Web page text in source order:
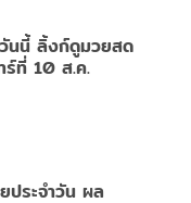
นนี้ ลิ้งก์ดูมวยสด
ร์ที่ 10 ส.ค.
ระจำวัน ผล